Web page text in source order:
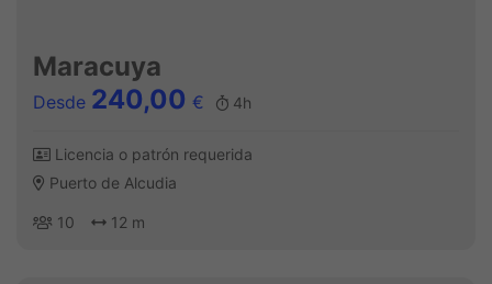
Maracuya
Desde 240,00 € 4h
Licencia o patrón requerida
Puerto de Alcudia
10 12 m